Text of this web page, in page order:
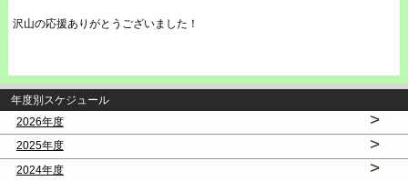
沢山の応援ありがとうございました！
年度別スケジュール
2026年度
>
2025年度 >
2024年度 >